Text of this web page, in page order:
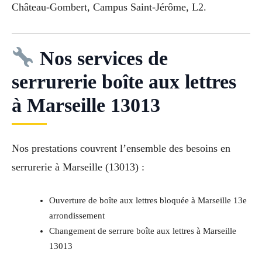
Château-Gombert, Campus Saint-Jérôme, L2.
Nos services de
serrurerie boîte aux lettres
à Marseille 13013
Nos prestations couvrent l’ensemble des besoins en
serrurerie à Marseille (13013) :
Ouverture de boîte aux lettres bloquée à Marseille 13e
arrondissement
Changement de serrure boîte aux lettres à Marseille
13013